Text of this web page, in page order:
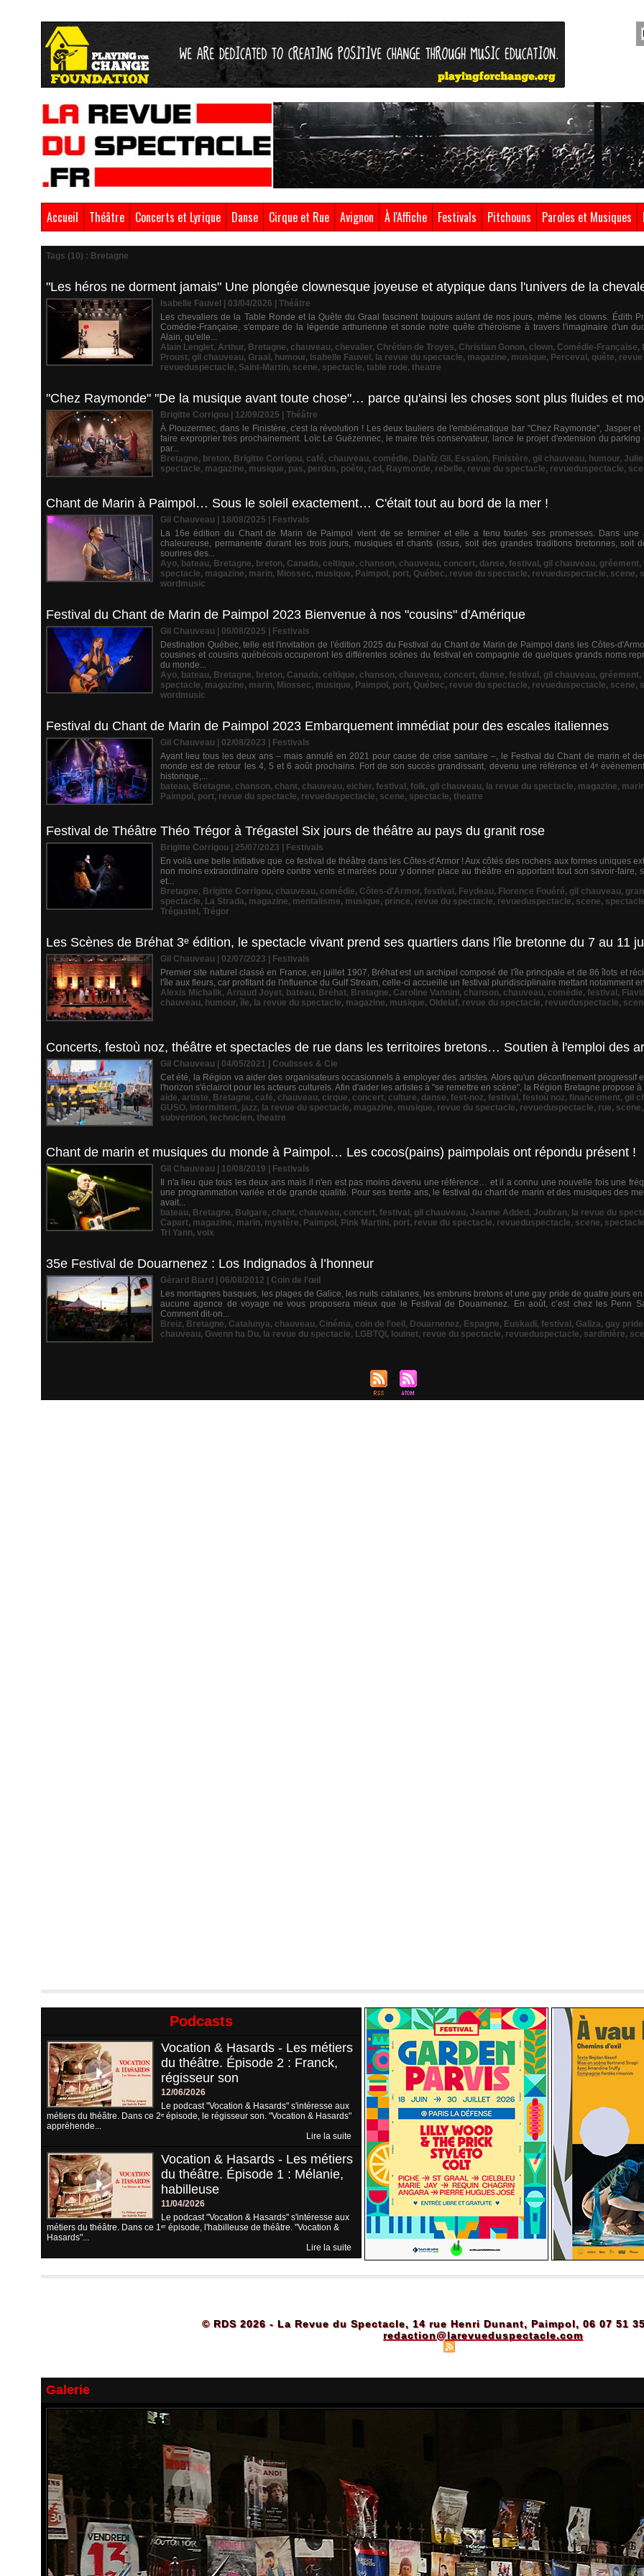
Accueil Théâtre Concerts et Lyrique Danse Cirque et Rue Avignon À l'Affiche Festivals Pitchouns Paroles et Musiques
Tags (10) : Bretagne
"Les héros ne dorment jamais" Une plongée clownesque joyeuse et atypique dans l'univers de la
Isabelle Fauvel | 03/04/2026
Théâtre
Les chevaliers de la Table Ronde et la Quête du Graal fascinent toujours autant de nos jours, même les clowns. Édith
Comédie-Française, s'empare de la légende arthurienne et sonde notre quête d'héroïsme à travers l'imaginaire d'un
Alain, qu'elle...
Alain Lenglet, Arthur, Bretagne, chauveau, chevalier, Chrétien de Troyes, Christian Gonon, clown, Comédie-Française,
Proust, gil chauveau, Graal , humour, Isabelle Fauvel , la revue du spectacle, magazine, musique, Perceval , quête,
revueduspectacle, Saint-Martin, scene, spectacle, table rode, theatre
"Chez Raymonde" "De la musique avant toute chose"… parce qu'ainsi les choses sont plus fluides et
Brigitte Corrigou | 12/09/2025
Théâtre
À Plouzermec, dans le Finistère, c'est la révolution ! Les deux tauliers de l'emblématique bar "Chez Raymonde", Jasper
faire exproprier très prochainement. Loïc Le Guézennec, le maire très conservateur, lance le projet d'extension du
par...
Bretagne, breton, Brigitte Corrigou, café, chauveau, comédie, Djahîz Gil , Essaïon, Finistère, gil chauveau, humour,
spectacle, magazine, musique, pas, perdus, poète, rad , Raymonde, rebelle, revue du spectacle, revueduspectacle,
Chant de Marin à Paimpol… Sous le soleil exactement… C'était tout au bord de la mer !
Gil Chauveau | 18/08/2025
Festivals
La 16e édition du Chant de Marin de Paimpol vient de se terminer et elle a tenu toutes ses promesses. Dans une
chaleureuse, permanente durant les trois jours, musiques et chants (issus, soit des grandes traditions bretonnes, soit
sourires des...
Ayo, bateau, Bretagne, breton, Canada, celtique, chanson, chauveau, concert, danse, festival , gil chauveau, gréement,
spectacle, magazine, marin, Miossec, musique, Paimpol , port, Québec, revue du spectacle, revueduspectacle, scene,
wordmusic
Festival du Chant de Marin de Paimpol 2023 Bienvenue à nos "cousins" d'Amérique
Gil Chauveau | 06/08/2025
Festivals
Destination Québec, telle est l'invitation de l'édition 2025 du Festival du Chant de Marin de Paimpol dans les Côtes-
cousines et cousins québécois occuperont les différentes scènes du festival en compagnie de quelques grands noms
du monde...
Ayo, bateau, Bretagne, breton, Canada, celtique, chanson, chauveau, concert, danse, festival , gil chauveau, gréement,
spectacle, magazine, marin, Miossec, musique, Paimpol , port, Québec, revue du spectacle, revueduspectacle, scene,
wordmusic
Festival du Chant de Marin de Paimpol 2023 Embarquement immédiat pour des escales italiennes
Gil Chauveau | 02/08/2023
Festivals
Ayant lieu tous les deux ans – mais annulé en 2021 pour cause de crise sanitaire –, le Festival du Chant de marin et
monde est de retour les 4, 5 et 6 août prochains. Fort de son succès grandissant, devenu une référence et 4ᵉ
historique,...
bateau, Bretagne, chanson, chant, chauveau, eicher, festival , folk, gil chauveau, la revue du spectacle, magazine,
Paimpol , port, revue du spectacle, revueduspectacle, scene, spectacle, theatre
Festival de Théâtre Théo Trégor à Trégastel Six jours de théâtre au pays du granit rose
Brigitte Corrigou | 25/07/2023
Festivals
En voilà une belle initiative que ce festival de théâtre dans les Côtes-d'Armor ! Aux côtés des rochers aux formes uniques
non moins extraordinaire opère contre vents et marées pour y donner place au théâtre en apportant tout son savoir-faire,
et...
Bretagne, Brigitte Corrigou, chauveau, comédie, Côtes-d'Armor, festival , Feydeau, Florence Fouéré, gil chauveau,
spectacle, La Strada, magazine, mentalisme, musique, prince, revue du spectacle, revueduspectacle, scene, spectacle
Trégastel , Trégor
Les Scènes de Bréhat 3ᵉ édition, le spectacle vivant prend ses quartiers dans l'île bretonne du 7 au 11
Gil Chauveau | 02/07/2023
Festivals
Premier site naturel classé en France, en juillet 1907, Bréhat est un archipel composé de l'île principale et de 86 îlots et
l'île aux fleurs, car profitant de l'influence du Gulf Stream, celle-ci accueille un festival pluridisciplinaire mettant notamment
Alexis Michalik, Arnaud Joyet, bateau, Bréhat, Bretagne, Caroline Vannini, chanson, chauveau, comédie, festival ,
chauveau, humour, île, la revue du spectacle, magazine, musique, Oldelaf, revue du spectacle, revueduspectacle,
Concerts, festoù noz, théâtre et spectacles de rue dans les territoires bretons… Soutien à l'emploi des
Gil Chauveau | 04/05/2021
Coulisses & Cie
Cet été, la Région va aider des organisateurs occasionnels à employer des artistes. Alors qu'un déconfinement progressif
l'horizon s'éclaircit pour les acteurs culturels. Afin d'aider les artistes à "se remettre en scène", la Région Bretagne propose
aide, artiste, Bretagne, café, chauveau, cirque, concert, culture, danse, fest-noz, festival , festoù noz, financement, gil
GUSO, intermittent, jazz, la revue du spectacle, magazine, musique, revue du spectacle, revueduspectacle, rue, scene,
subvention, technicien, theatre
Chant de marin et musiques du monde à Paimpol… Les cocos(pains) paimpolais ont répondu présent !
Gil Chauveau | 10/08/2019
Festivals
Il n'a lieu que tous les deux ans mais il n'en est pas moins devenu une référence… et il a connu une nouvelle fois une
une programmation variée et de grande qualité. Pour ses trente ans, le festival du chant de marin et des musiques des
avait...
bateau, Bretagne, Bulgare, chant, chauveau, concert, festival , gil chauveau, Jeanne Added , Joubran, la revue du
Capart, magazine, marin, mystère, Paimpol , Pink Martini, port, revue du spectacle, revueduspectacle, scene, spectacle
Tri Yann, voix
35e Festival de Douarnenez : Los Indignados à l’honneur
Gérard Biard | 06/08/2012
Coin de l’œil
Les montagnes basques, les plages de Galice, les nuits catalanes, les embruns bretons et une gay pride de quatre jours
aucune agence de voyage ne vous proposera mieux que le Festival de Douarnenez. En août, c’est chez les Penn
Comment dit-on...
Breiz, Bretagne, Catalunya, chauveau, Cinéma, coin de l'oeil , Douarnenez, Espagne, Euskadi, festival , Galiza, gay pride
chauveau, Gwenn ha Du, la revue du spectacle, LGBTQI , louinet, revue du spectacle, revueduspectacle, sardinière,
Podcasts
Vocation & Hasards - Les métiers
du théâtre. Épisode 2 : Franck,
régisseur son
12/06/2026
Le podcast "Vocation & Hasards" s'intéresse aux
métiers du théâtre. Dans ce 2ᵉ épisode, le régisseur son. "Vocation & Hasards"
appréhende...
Lire la suite
Vocation & Hasards - Les métiers
du théâtre. Épisode 1 : Mélanie,
habilleuse
11/04/2026
Le podcast "Vocation & Hasards" s'intéresse aux
métiers du théâtre. Dans ce 1ᵉʳ épisode, l'habilleuse de théâtre. "Vocation &
Hasards"...
Lire la suite
© RDS 2026 - La Revue du Spectacle, 14 rue Henri Dunant, Paimpol, 06 07 51
redaction@larevueduspectacle.com
Galerie